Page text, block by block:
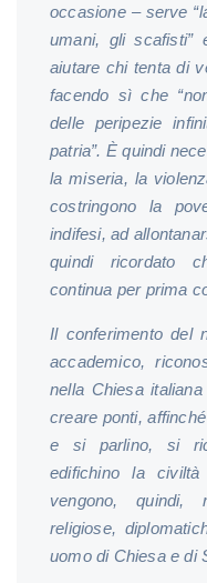
occasione – serve
umani, gli scafisti”
aiutare chi tenta di
facendo sì che
delle peripezie
patria”. È quindi
la miseria, la
costringono la
indifesi, ad
quindi ricordato
continua per prima
Il conferimento del
accademico,
nella Chiesa
creare ponti,
e si parlino, si
edifichino la
vengono, quindi,
religiose,
uomo di Chiesa e di